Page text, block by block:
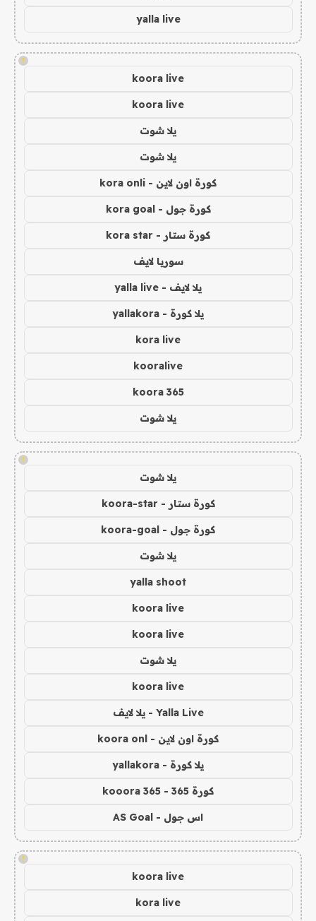
yalla live
!
koora live
koora live
يلا شوت
يلا شوت
كورة اون لاين - kora onli
كورة جول - kora goal
كورة ستار - kora star
سوريا لايف
يلا لايف - yalla live
يلا كورة - yallakora
kora live
kooralive
koora 365
يلا شوت
!
يلا شوت
كورة ستار - koora-star
كورة جول - koora-goal
يلا شوت
yalla shoot
koora live
koora live
يلا شوت
koora live
Yalla Live - يلا لايف
كورة اون لاين - koora onl
يلا كورة - yallakora
كورة 365 - kooora 365
اس جول - AS Goal
!
koora live
kora live